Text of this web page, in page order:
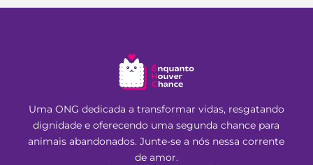
Uma ONG dedicada a transformar vidas, resgatando
dignidade e oferecendo uma segunda chance para
animais abandonados. Junte-se a nós nessa corrente
de amor.